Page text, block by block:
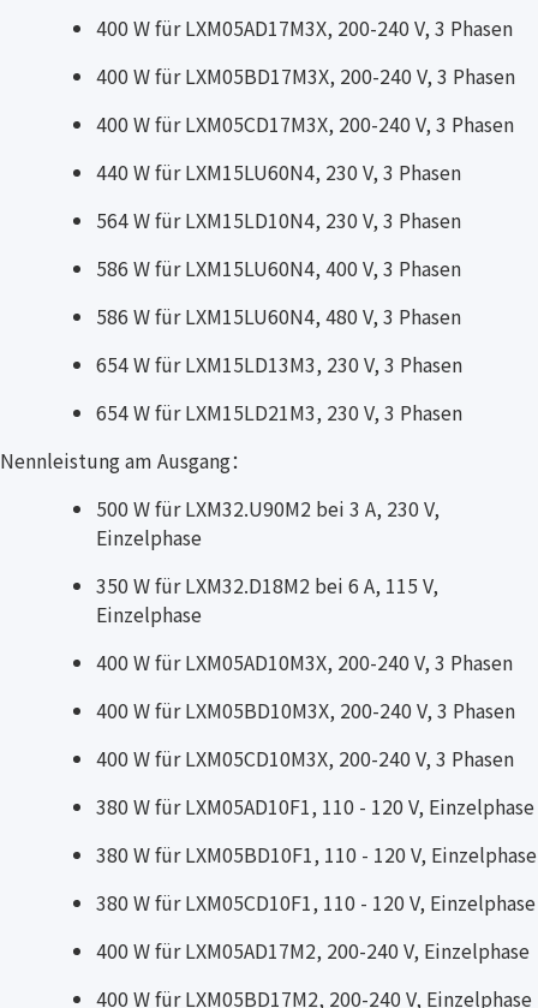
400 W für LXM05AD17M3X, 200-240 V, 3 Phasen
400 W für LXM05BD17M3X, 200-240 V, 3 Phasen
400 W für LXM05CD17M3X, 200-240 V, 3 Phasen
440 W für LXM15LU60N4, 230 V, 3 Phasen
564 W für LXM15LD10N4, 230 V, 3 Phasen
586 W für LXM15LU60N4, 400 V, 3 Phasen
586 W für LXM15LU60N4, 480 V, 3 Phasen
654 W für LXM15LD13M3, 230 V, 3 Phasen
654 W für LXM15LD21M3, 230 V, 3 Phasen
Nennleistung am Ausgang：
500 W für LXM32.U90M2 bei 3 A, 230 V,
Einzelphase
350 W für LXM32.D18M2 bei 6 A, 115 V,
Einzelphase
400 W für LXM05AD10M3X, 200-240 V, 3 Phasen
400 W für LXM05BD10M3X, 200-240 V, 3 Phasen
400 W für LXM05CD10M3X, 200-240 V, 3 Phasen
380 W für LXM05AD10F1, 110 - 120 V, Einzelphase
380 W für LXM05BD10F1, 110 - 120 V, Einzelphase
380 W für LXM05CD10F1, 110 - 120 V, Einzelphase
400 W für LXM05AD17M2, 200-240 V, Einzelphase
400 W für LXM05BD17M2, 200-240 V, Einzelphase